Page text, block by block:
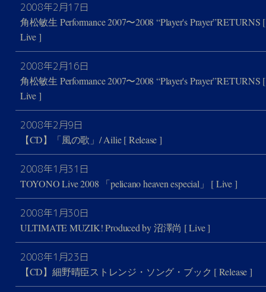
2008年2月17日
角松敏生 Performance 2007〜2008 “Player's Prayer”RETURNS [
Live ]
2008年2月16日
角松敏生 Performance 2007〜2008 “Player's Prayer”RETURNS [
Live ]
2008年2月9日
【CD】「風の歌」/ Ailie[ Release ]
2008年1月31日
TOYONO Live 2008 「pelicano heaven especial」 [ Live ]
2008年1月30日
ULTIMATE MUZIK! Produced by 沼澤尚 [ Live ]
2008年1月23日
【CD】細野晴臣ストレンジ・ソング・ブック [ Release ]